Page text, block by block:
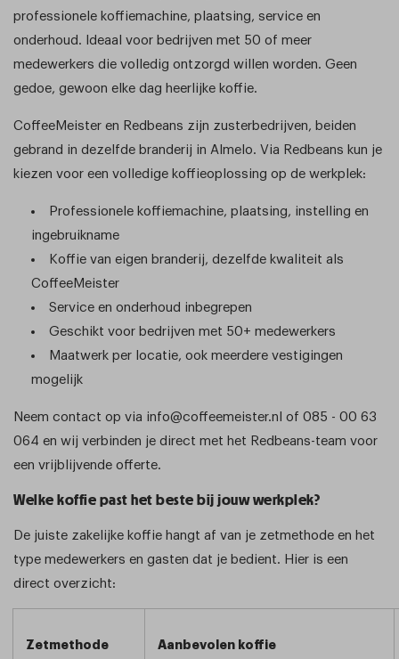
professionele koffiemachine, plaatsing, service en
onderhoud. Ideaal voor bedrijven met 50 of meer
medewerkers die volledig ontzorgd willen worden. Geen
gedoe, gewoon elke dag heerlijke koffie.
CoffeeMeister en Redbeans zijn zusterbedrijven, beiden
gebrand in dezelfde branderij in Almelo. Via Redbeans kun je
kiezen voor een volledige koffieoplossing op de werkplek:
Professionele koffiemachine, plaatsing, instelling en
ingebruikname
Koffie van eigen branderij, dezelfde kwaliteit als
CoffeeMeister
Service en onderhoud inbegrepen
Geschikt voor bedrijven met 50+ medewerkers
Maatwerk per locatie, ook meerdere vestigingen
mogelijk
Neem contact op via info@coffeemeister.nl of 085 - 00 63
064 en wij verbinden je direct met het Redbeans-team voor
een vrijblijvende offerte.
Welke koffie past het beste bij jouw werkplek?
De juiste zakelijke koffie hangt af van je zetmethode en het
type medewerkers en gasten dat je bedient. Hier is een
direct overzicht:
Zetmethode Aanbevolen koffie